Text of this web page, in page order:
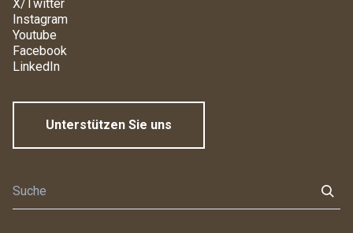
X/Twitter
Instagram
Youtube
Facebook
LinkedIn
Unterstützen Sie uns